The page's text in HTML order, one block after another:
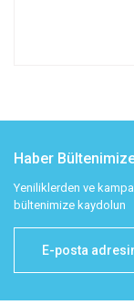
Haber
Yeniliklerden ve
bültenimize kaydolun